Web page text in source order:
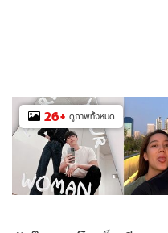
26+ ดูภาพทั้งหมด